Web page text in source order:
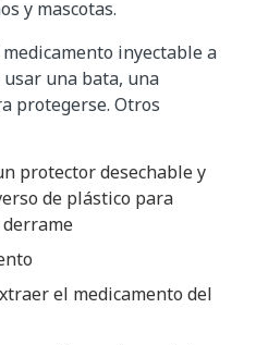
y mascotas.
inyectable a
una bata, una
protegerse. Otros
protector desechable y
de plástico para
el medicamento del